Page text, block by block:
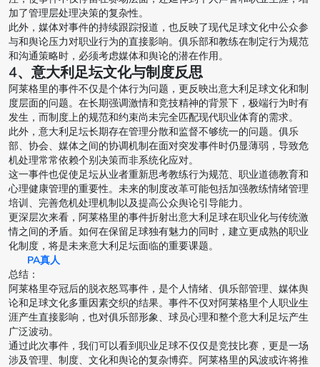
加了管理层处理决策的复杂性。
此外，媒体对事件的持续跟踪报道，也反映了现代足球文化中公众参
与和舆论压力对职业行为的直接影响。俱乐部和教练在制定行为规范
和沟通策略时，必须考虑媒体和舆论的潜在作用。
4、意大利足坛文化与制度反思
阿莱格里的事件不仅是个体行为问题，更反映出意大利足球文化和制
度层面的问题。在长期强调激情和竞技精神的背景下，极端行为时有
发生，而制度上的规范和约束尚未完全匹配现代职业体育的需求。
此外，意大利足坛长期存在管理分散和监督不够统一的问题。俱乐
部、协会、媒体之间的协调机制在面对突发事件时仍显薄弱，导致危
机处理常常依赖个别决策而非系统化应对。
这一事件也促使足坛从业者重新思考教练行为规范、职业道德教育和
心理健康管理的重要性。未来的制度改革可能包括加强教练情绪管理
培训、完善危机处理机制以及提高公众舆论引导能力。
更深层次来看，阿莱格里的事件折射出意大利足球在职业化与传统激
情之间的矛盾。如何在保留足球独有魅力的同时，建立更成熟的职业
化制度，将是未来意大利足坛面临的重要课题。
PA真人
总结：
阿莱格里夺冠后的脱衣怒骂事件，是个人情绪、俱乐部管理、媒体舆
论和足球文化多重因素交织的结果。事件不仅对阿莱格里个人职业生
涯产生直接影响，也对俱乐部形象、球员心理和整个意大利足坛产生
广泛波动。
通过此次事件，我们可以看到职业足球不仅仅是竞技比赛，更是一场
涉及管理、制度、文化和舆论的复杂博弈。阿莱格里的风波或许将推